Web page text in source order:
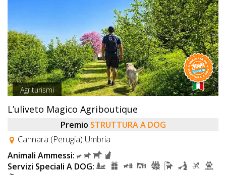
Agriturismi
L’uliveto Magico Agriboutique
Premio STRUTTURA A DOG
Cannara (Perugia) Umbria
Animali Ammessi:
Servizi Speciali A DOG: